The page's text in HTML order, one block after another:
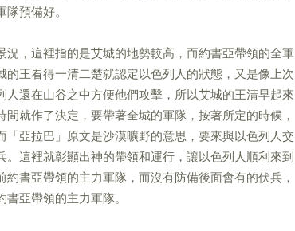
預備好。
，這裡指的是艾城的地勢較高，而約書亞帶領的全軍
王看得一清二楚就認定以色列人的狀態，又是像上次
還在山谷之中方便他們攻擊，所以艾城的王清早起來
就作了決定，要帶著全城的軍隊，按著所定的時候，
亞拉巴」原文是沙漠曠野的意思，要來與以色列人交
這裡就彰顯出神的帶領和運行，讓以色列人順利來到
書亞帶領的主力軍隊，而沒有防備後面會有的伏兵，
亞帶領的主力軍隊。